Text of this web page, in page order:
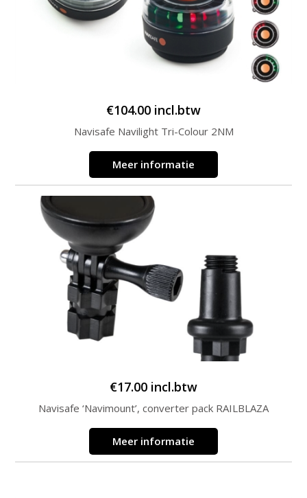
€104.00 incl.btw
Navisafe Navilight Tri-Colour 2NM
Meer informatie
€17.00 incl.btw
Navisafe ‘Navimount’, converter pack RAILBLAZA
Meer informatie